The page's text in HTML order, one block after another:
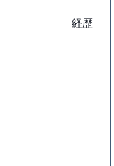
経歴